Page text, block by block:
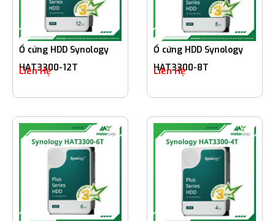
Ổ cứng HDD Synology
HAT3300-12T
Liên Hệ
Ổ cứng HDD Synology
HAT3300-8T
Liên Hệ